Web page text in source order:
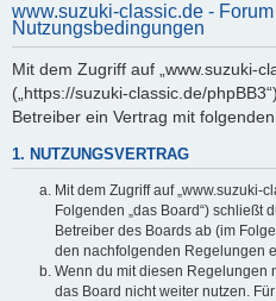
www.suzuki-classic.de -
Nutzungsbedingungen
Mit dem Zugriff auf „www.suzuki-
(„https://suzuki-classic.de/
Betreiber ein Vertrag mit
1. NUTZUNGSVERTRAG
Mit dem Zugriff auf „www.suzuki-
Folgenden „das Board“) schließt
Betreiber des Boards ab (im
den nachfolgenden Regelungen
Wenn du mit diesen Regelungen
das Board nicht weiter nutzen.